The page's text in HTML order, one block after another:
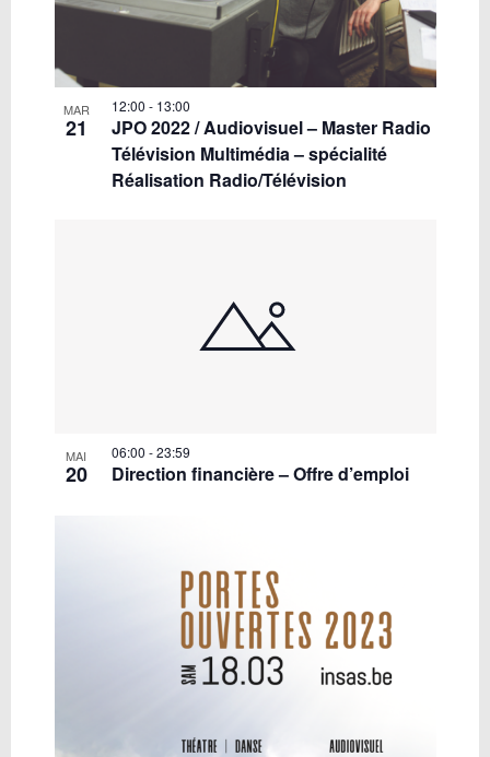
MAR
21
12:00 - 13:00
JPO 2022 / Audiovisuel – Master Radio
Télévision Multimédia – spécialité
Réalisation Radio/Télévision
MAI
20
06:00 -23:59
Direction financière – Offre d’emploi